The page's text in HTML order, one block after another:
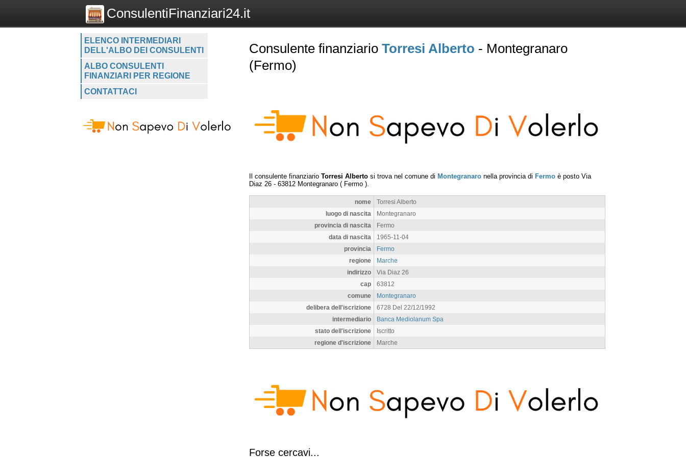
ConsulentiFinanziari24.it
ELENCO INTERMEDIARI
DELL'ALBO DEI CONSULENTI
ALBO CONSULENTI
FINANZIARI PER REGIONE
CONTATTACI
Consulente finanziario Torresi Alberto - Montegranaro
(Fermo)
Il consulente finanziario Torresi Alberto si trova nel comune di Montegranaro nella provincia di Fermo è posto Via
Diaz 26 - 63812 Montegranaro ( Fermo ).
nome
Torresi Alberto
luogo di nascita
Montegranaro
provincia di nascita
Fermo
data di nascita
1965-11-04
provincia
Fermo
regione
Marche
indirizzo
Via Diaz 26
cap
63812
comune
Montegranaro
delibera dell'iscrizione
6728 Del 22/12/1992
intermediario
Banca Mediolanum Spa
stato dell'iscrizione
Iscritto
regione d'iscrizione
Marche
Forse cercavi...